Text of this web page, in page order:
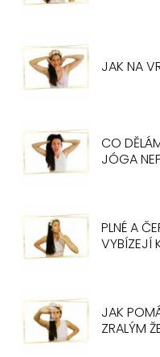
JAK NA
CO
JÓGA
PLNÉ A
VYBÍZEJÍ
JAK
ZRALÝM